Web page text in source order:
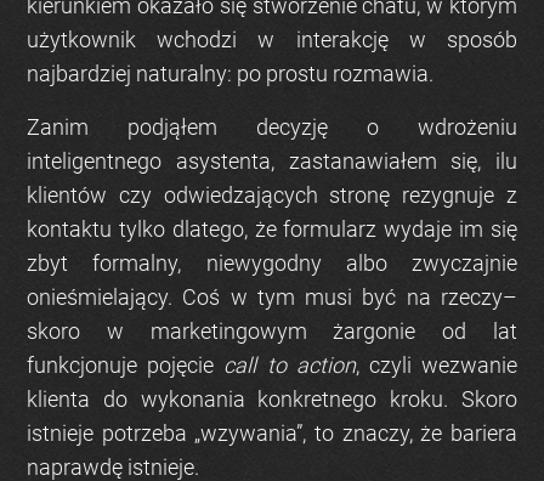
użytkownik wchodzi w interakcję w sposób
najbardziej naturalny: po prostu rozmawia.
Zanim podjąłem decyzję o wdrożeniu
inteligentnego asystenta, zastanawiałem się, ilu
klientów czy odwiedzających stronę rezygnuje z
kontaktu tylko dlatego, że formularz wydaje im się
zbyt formalny, niewygodny albo zwyczajnie
onieśmielający. Coś w tym musi być na rzeczy–
skoro w marketingowym żargonie od lat
funkcjonuje pojęcie call to action, czyli wezwanie
klienta do wykonania konkretnego kroku. Skoro
istnieje potrzeba „wzywania”, to znaczy, że bariera
naprawdę istnieje.